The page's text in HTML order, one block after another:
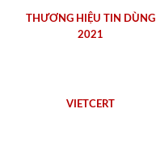
THƯƠNG HIỆU TIN DÙNG
2021
VIETCERT